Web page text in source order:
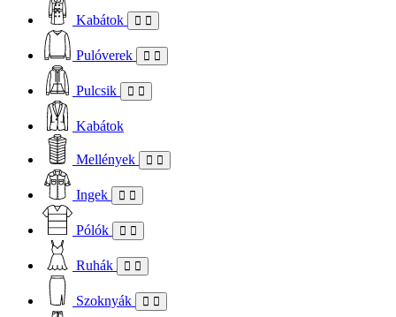
Kabátok
Pulóverek
Pulcsik
Kabátok
Mellények
Ingek
Pólók
Ruhák
Szoknyák